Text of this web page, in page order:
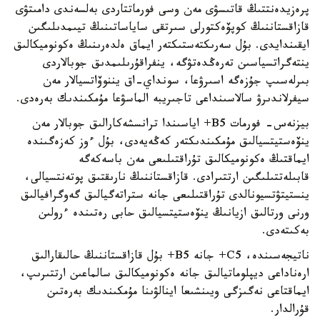
پرەزيدەنتتىڭ قاتىسۋى مەن وسى فورماتتاردى بەلسەندى دامىتۋى
قازاقستاننىڭ كوپۆەكتورلى سىرتقى ساياساتىنىڭ تيىمدىلىگىن
ايقىندايدى. بۇل سەرىكتەستىكتەر ايماق ەلدەرىنىڭ ەكونوميكالىق
ينتەگراتسياسىن تەرەڭدەتۋگە، ينفراقۇرىلىمدىق جوبالاردى
بىرلەسىپ جۇزەگە اسىرۋعا، سونداي-اق يننوۆاتسيالار مەن
سيفرلاندىرۋ سالاسىنداعى تاجىريبە الماسۋعا مۇمكىندىك بەرەدى.
بيزنەس- فورمات B5+ اياسىندا ترانسشەكارالىق جوبالار مەن
ينۆەستيتسيالىق مۇمكىندىكتەر كەڭەيەدى، بۇل ءوز كەزەگىندە
ايماقتىڭ ەكونوميكالىق تۇراقتىلىعى مەن باسەكەگە
قابىلەتتىلىگىن ارتتىرادى. قازاقستاننىڭ نارىقتىق پوتەنتسيالى،
ينستيتۋتسيونالدى تۇراقتىلىعى جانە ستراتەگيالىق گەوگرافيالىق
ورنى ورتالىق ازيانىڭ ينۆەستيتسيالىق حابى رەتىندە ءرولىن
بەكىتەدى.
ناتيجەسىندە، C5+ جانە B5+ بۇل قازاقستاننىڭ حالىقارالىق
ارەناداعى ديپلوماتيالىق جانە ەكونوميكالىق سالماعىن ارتتىرىپ،
ايماقتاعى نەگىزگى ويىنشىعا اينالۋىنا مۇمكىندىك بەرەتىن
قۇرالدار.